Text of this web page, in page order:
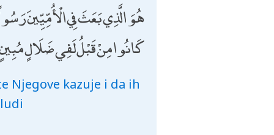
هُوَ الَّذِي بَعَثَ فِي الْأُمِّيِّينَ
كَانُوا مِنْ قَبْلُ لَفِي ضَلَالٍ
Njegove kazuje i da ih